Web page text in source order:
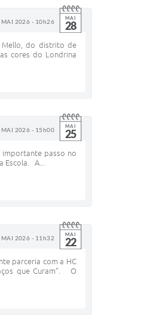
MAI 2026 - 10h26 MAI
28
Mello, do distrito de
cores do Londrina
MAI 2026 - 15h00 MAI
25
importante passo no
A...
MAI 2026 - 11h32 MAI
22
parceria com a HC
que Curam”. O